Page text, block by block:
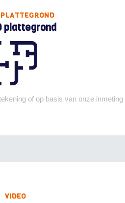
plattegrond
of op basis van onze inmeting
VIDEO